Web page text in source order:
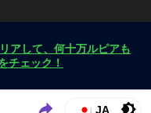
アして、何十万ルピアも
チェック！
新のゲームニュースを入手
JA